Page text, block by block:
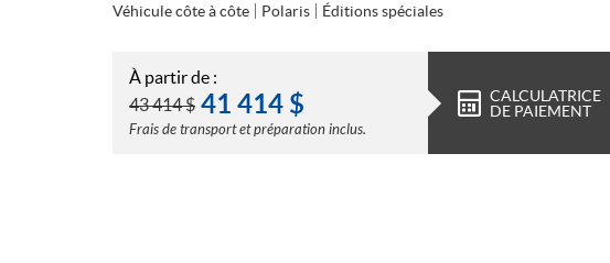
Véhicule côte à côte Polaris Éditions spéciales
À partir de :
43 414$ 41 414 $
Frais de transport et préparation inclus.
CALCULATRICE
DE PAIEMENT